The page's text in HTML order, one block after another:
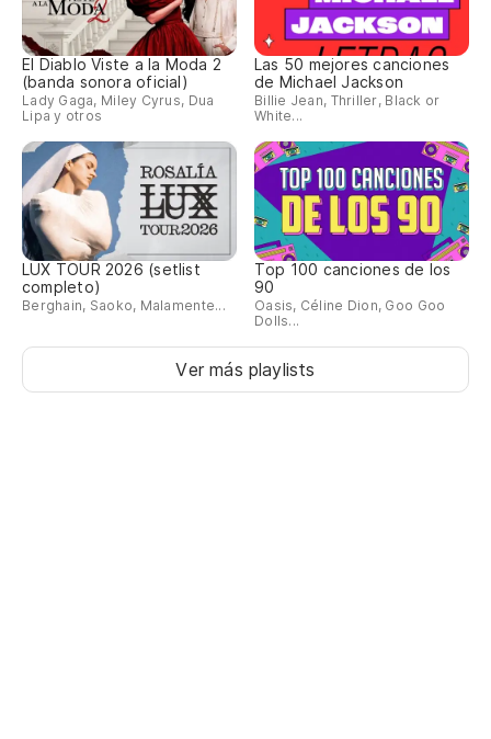
El Diablo Viste a la Moda 2
(banda sonora oficial)
Lady Gaga, Miley Cyrus, Dua
Lipa y otros
Las 50 mejores canciones
de Michael Jackson
Billie Jean, Thriller, Black or
White...
LUX TOUR 2026 (setlist
completo)
Berghain, Saoko, Malamente...
Top 100 canciones de los
90
Oasis, Céline Dion, Goo Goo
Dolls...
Ver más playlists